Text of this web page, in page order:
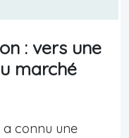
: vers une
marché
a connu une